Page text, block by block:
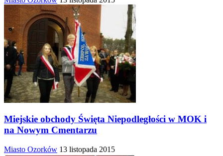
Miejskie obchody Święta Niepodległości w MOK i
na Nowym Cmentarzu
Miasto Ozorków 13 listopada 2015